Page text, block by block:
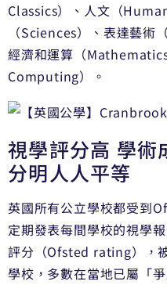
Classics）、人文（
（Sciences）、表達藝術
經濟和運算（
Computing）。
視學評分高 學術
分明人人平等
英國所有公立學校都受到
定期發表每間學校的視學
評分（Ofsted rating），
學校，多數在當地已屬「